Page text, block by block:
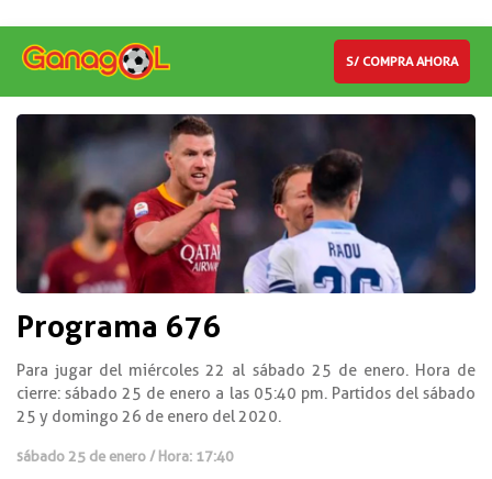
S/ COMPRA AHORA
Programa 676
Para jugar del miércoles 22 al sábado 25 de enero. Hora de
cierre: sábado 25 de enero a las 05:40 pm. Partidos del sábado
25 y domingo 26 de enero del 2020.
sábado 25 de enero / Hora: 17:40